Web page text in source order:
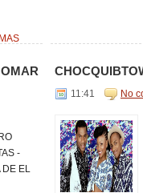
-
DE EL
11:41 No